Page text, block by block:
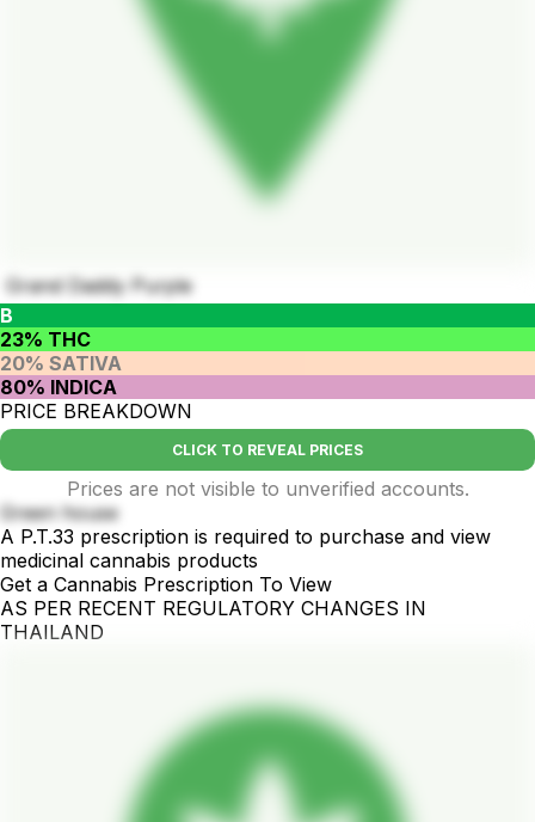
Grand Daddy Purple
B
23% THC
20% SATIVA
80% INDICA
PRICE BREAKDOWN
CLICK TO REVEAL PRICES
Prices are not visible to unverified accounts.
Green house
A P.T.33 prescription is required to purchase and view
medicinal cannabis products
Get a Cannabis Prescription To View
AS PER RECENT REGULATORY CHANGES IN
THAILAND